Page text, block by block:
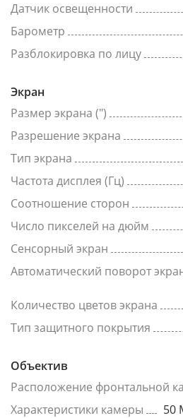
Датчик освещенности
Барометр
Разблокировка по лицу
Экран
Размер экрана (")
Разрешение экрана
Тип экрана
Частота дисплея (Гц)
Соотношение сторон
Число пикселей на дюйм
Сенсорный экран
Автоматический поворот
Количество цветов экрана
Тип защитного покрытия
Объектив
Расположение фронтальной
Характеристики камеры
50